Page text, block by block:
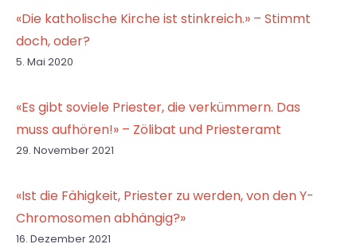
«Die katholische Kirche ist stinkreich.» – Stimmt
doch, oder?
5. Mai 2020
«Es gibt soviele Priester, die verkümmern. Das
muss aufhören!» – Zölibat und Priesteramt
29. November 2021
«Ist die Fähigkeit, Priester zu werden, von den Y-
Chromosomen abhängig?»
16. Dezember 2021